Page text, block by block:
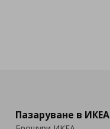
Пазаруване в ИКЕА